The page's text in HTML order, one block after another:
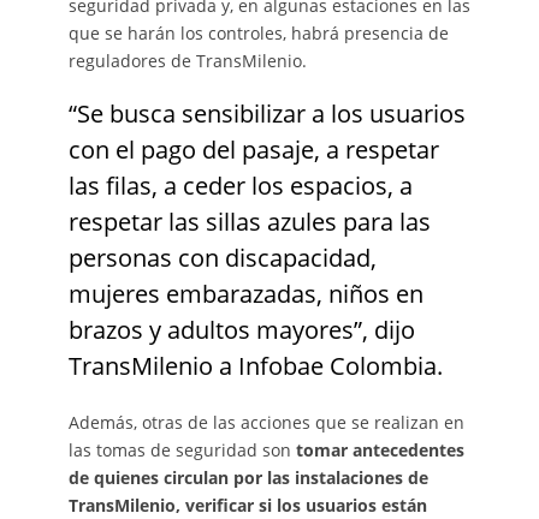
seguridad privada y, en algunas estaciones en las
que se harán los controles, habrá presencia de
reguladores de TransMilenio.
“Se busca sensibilizar a los usuarios
con el pago del pasaje, a respetar
las filas, a ceder los espacios, a
respetar las sillas azules para las
personas con discapacidad,
mujeres embarazadas, niños en
brazos y adultos mayores”, dijo
TransMilenio a Infobae Colombia.
Además, otras de las acciones que se realizan en
las tomas de seguridad son tomar antecedentes
de quienes circulan por las instalaciones de
TransMilenio, verificar si los usuarios están